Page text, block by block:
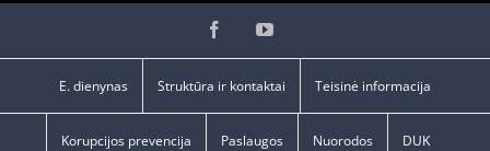
FacebookYouTube
E. dienynas Struktūra ir kontaktai Teisinė informacija
Korupcijos prevencija Paslaugos Nuorodos DUK